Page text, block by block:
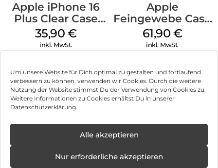
Um unsere Website für Dich optimal zu gestalten und fortlaufend
verbessern zu können, verwenden wir Cookies. Durch die weitere
Nutzung der Website stimmst Du der Verwendung von Cookies zu.
Weitere Informationen zu Cookies erhältst Du in unserer
Datenschutzerklärung.
Alle akzeptieren
Nur erforderliche akzeptieren
Apple iPhone 16
Plus Clear Case
MagSafe
Transparent
35,90 €
inkl. MwSt.
Apple
Feingewebe Case
iPhone 15 Pro
MagSafe Schwarz
61,90 €
inkl. MwSt.
Impressum